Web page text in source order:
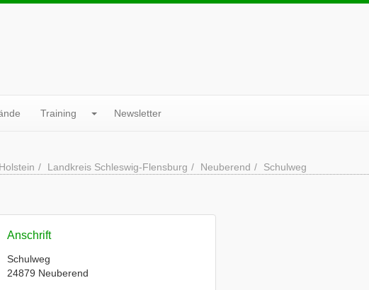
Training Newsletter
Landkreis Schleswig-Flensburg Neuberend Schulweg
Anschrift
Schulweg
24879 Neuberend